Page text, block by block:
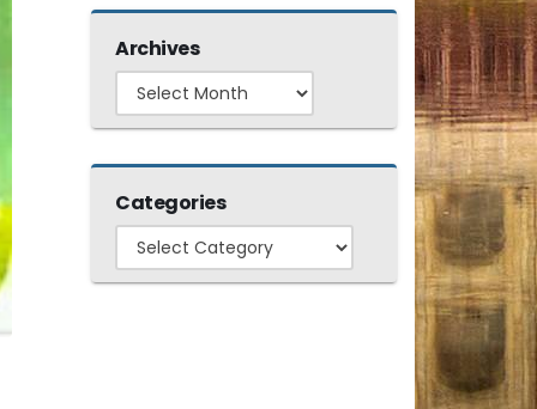
Archives
Archives
Categories
Categories